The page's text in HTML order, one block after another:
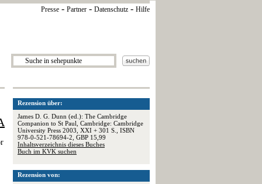
Presse - Partner - Datenschutz - Hilfe
Rezension über:
James D. G. Dunn (ed.): The Cambridge
Companion to St Paul, Cambridge: Cambridge
University Press 2003, XXI + 301 S., ISBN
978-0-521-78694-2, GBP 15,99
Inhaltsverzeichnis dieses Buches
Buch im KVK suchen
Rezension von: